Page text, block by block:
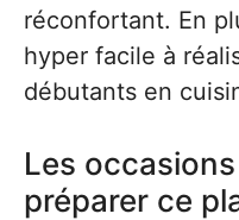
réconfortant. En
hyper facile à
débutants en
Les
préparer ce